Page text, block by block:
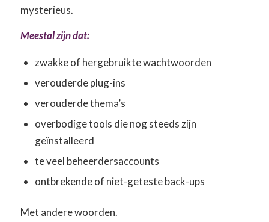
mysterieus.
Meestal zijn dat:
zwakke of hergebruikte wachtwoorden
verouderde plug-ins
verouderde thema’s
overbodige tools die nog steeds zijn
geïnstalleerd
te veel beheerdersaccounts
ontbrekende of niet-geteste back-ups
Met andere woorden.